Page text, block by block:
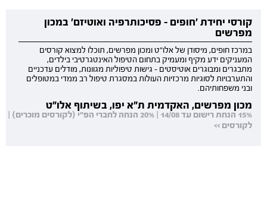
קורסי יחידת 'חופים - פסיכותרפיה ואוטיזם' במכון
מפרשים
במרכז חופים, מיסודן של אלו"ט ומכון מפרשים, תוכלו למצוא קורסים
המעניקים ידע מקיף ומעמיק בתחום הטיפול האינטגרטיבי בילדים,
מתבגרים ומבוגרים אוטיסטים - גישות טיפוליות מגוונות, מודלים עדכניים
והתערבויות לסוגיות מרכזיות העולות במסגרת טיפול רב ממדי במטופלים
ובני משפחותיהם.
מכון מפרשים, האקדמית ת"א יפו, בשיתוף אלו"ט
15% הנחת רישום עד 14/08 | 20% הנחה לחברי הפ"י (לקורסים מוכרים) |
לקורסים >>